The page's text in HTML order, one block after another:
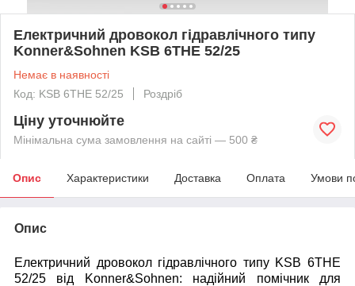
Електричний дровокол гідравлічного типу
Konner&Sohnen KSB 6THE 52/25
Немає в наявності
Код: KSB 6THE 52/25
Роздріб
Ціну уточнюйте
Мінімальна сума замовлення на сайті — 500 ₴
Опис Характеристики Доставка Оплата Умови
Опис
Електричний дровокол гідравлічного типу KSB 6THE
52/25 від Konner&Sohnen: надійний помічник для